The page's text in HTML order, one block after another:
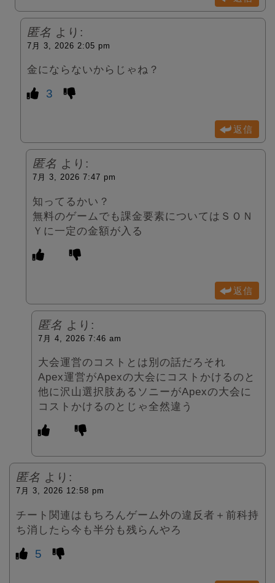
匿名 より:
7月 3, 2026 2:05 pm
金にならないからじゃね？
3
返信
匿名 より:
7月 3, 2026 7:47 pm
知ってるかい？
無料のゲームでも課金要素についてはＳＯＮ
Ｙに一定の金額が入る
返信
匿名 より:
7月 4, 2026 7:46 am
大会運営のコストとは別の話だろそれ
Apex運営がApexの大会にコストかけるのと
他に沢山選択肢あるソニーがApexの大会に
コストかけるのとじゃ全然違う
匿名 より:
7月 3, 2026 12:58 pm
チート関連はもちろんゲーム外の違反者＋前科持
ち消したら今も半分も残らんやろ
5